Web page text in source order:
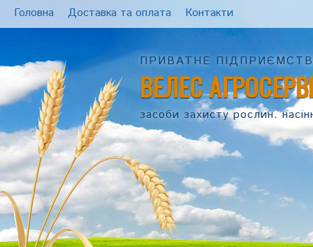
ПРИВАТНЕ
ВЕЛЕС
засоби захисту рослин.
Головна Доставка та оплата Контакти